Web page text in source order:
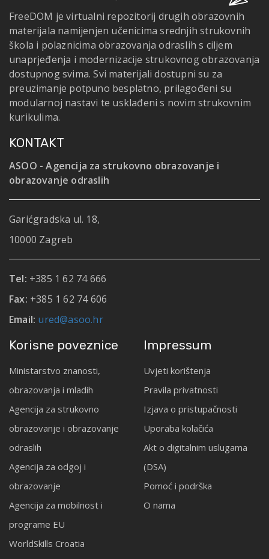
FreeDOM je virtualni repozitorij drugih obrazovnih
materijala namijenjen učenicima srednjih strukovnih
škola i polaznicima obrazovanja odraslih s ciljem
unaprjeđenja i modernizacije strukovnog obrazovanja
dostupnog svima. Svi materijali dostupni su za
preuzimanje potpuno besplatno, prilagođeni su
modularnoj nastavi te usklađeni s novim strukovnim
kurikulima.
KONTAKT
ASOO - Agencija za strukovno obrazovanje i
obrazovanje odraslih
Garićgradska ul. 18,
10000 Zagreb
Tel: +385 1 62 74 666
Fax: +385 1 62 74 606
Email: ured@asoo.hr
Korisne poveznice
Ministarstvo znanosti,
obrazovanja i mladih
Agencija za strukovno
obrazovanje i obrazovanje
odraslih
Agencija za odgoj i
obrazovanje
Agencija za mobilnost i
programe EU
WorldSkills Croatia
Impressum
Uvjeti korištenja
Pravila privatnosti
Izjava o pristupačnosti
Uporaba kolačića
Akt o digitalnim uslugama
(DSA)
Pomoć i podrška
O nama